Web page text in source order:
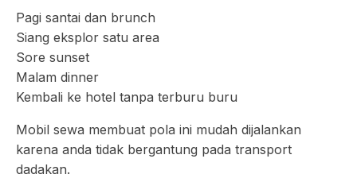
Pagi santai dan brunch
Siang eksplor satu area
Sore sunset
Malam dinner
Kembali ke hotel tanpa terburu buru
Mobil sewa membuat pola ini mudah dijalankan
karena anda tidak bergantung pada transport
dadakan.